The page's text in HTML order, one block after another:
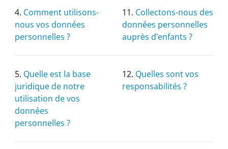
4. Comment utilisons-
nous vos données
personnelles ?
11. Collectons-nous des
données personnelles
auprès d’enfants ?
5. Quelle est la base
juridique de notre
utilisation de vos
données
personnelles ?
12. Quelles sont vos
responsabilités ?